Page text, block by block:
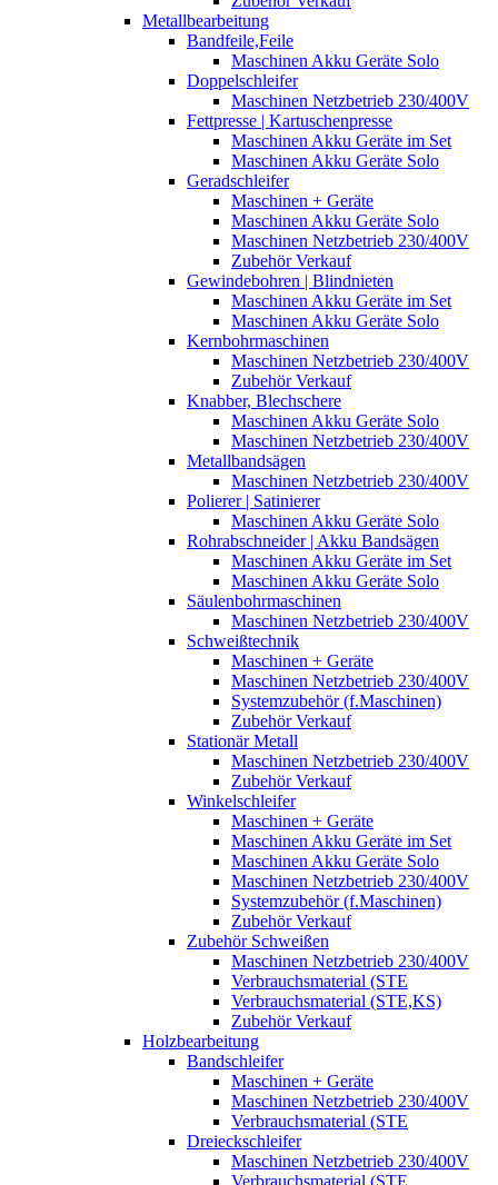
Metallbearbeitung
Bandfeile,Feile
Maschinen Akku Geräte Solo
Doppelschleifer
Maschinen Netzbetrieb 230/400V
Fettpresse | Kartuschenpresse
Maschinen Akku Geräte im Set
Maschinen Akku Geräte Solo
Geradschleifer
Maschinen + Geräte
Maschinen Akku Geräte Solo
Maschinen Netzbetrieb 230/400V
Zubehör Verkauf
Gewindebohren | Blindnieten
Maschinen Akku Geräte im Set
Maschinen Akku Geräte Solo
Kernbohrmaschinen
Maschinen Netzbetrieb 230/400V
Zubehör Verkauf
Knabber, Blechschere
Maschinen Akku Geräte Solo
Maschinen Netzbetrieb 230/400V
Metallbandsägen
Maschinen Netzbetrieb 230/400V
Polierer | Satinierer
Maschinen Akku Geräte Solo
Rohrabschneider | Akku Bandsägen
Maschinen Akku Geräte im Set
Maschinen Akku Geräte Solo
Säulenbohrmaschinen
Maschinen Netzbetrieb 230/400V
Schweißtechnik
Maschinen + Geräte
Maschinen Netzbetrieb 230/400V
Systemzubehör (f.Maschinen)
Zubehör Verkauf
Stationär Metall
Maschinen Netzbetrieb 230/400V
Zubehör Verkauf
Winkelschleifer
Maschinen + Geräte
Maschinen Akku Geräte im Set
Maschinen Akku Geräte Solo
Maschinen Netzbetrieb 230/400V
Systemzubehör (f.Maschinen)
Zubehör Verkauf
Zubehör Schweißen
Maschinen Netzbetrieb 230/400V
Verbrauchsmaterial (STE
Verbrauchsmaterial (STE,KS)
Zubehör Verkauf
Holzbearbeitung
Bandschleifer
Maschinen + Geräte
Maschinen Netzbetrieb 230/400V
Verbrauchsmaterial (STE
Dreieckschleifer
Maschinen Netzbetrieb 230/400V
Verbrauchsmaterial (STE